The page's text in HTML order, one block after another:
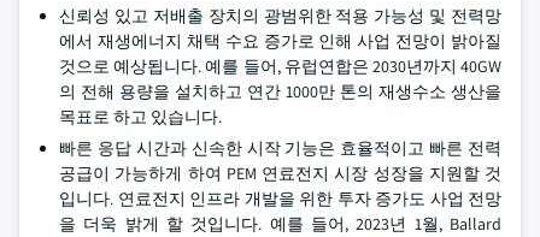
신뢰성 있고 저배출 장치의 광범위한 적용 가능성 및 전력망
에서 재생에너지 채택 수요 증가로 인해 사업 전망이 밝아질
것으로 예상됩니다. 예를 들어, 유럽연합은 2030년까지 40GW
의 전해 용량을 설치하고 연간 1000만 톤의 재생수소 생산을
목표로 하고 있습니다.
빠른 응답 시간과 신속한 시작 기능은 효율적이고 빠른 전력
공급이 가능하게 하여 PEM 연료전지 시장 성장을 지원할 것
입니다. 연료전지 인프라 개발을 위한 투자 증가도 사업 전망
을 더욱 밝게 할 것입니다. 예를 들어, 2023년 1월, Ballard